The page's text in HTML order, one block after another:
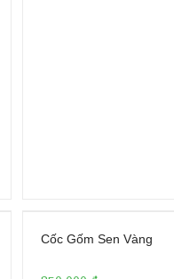
Cốc Gốm Sen Vàng